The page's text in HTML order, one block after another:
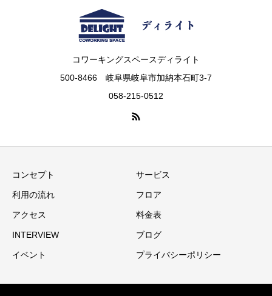
コワーキングスペースディライト
500-8466 岐阜県岐阜市加納本石町3-7
058-215-0512
コンセプト サービス
利用の流れ フロア
アクセス 料金表
INTERVIEW ブログ
イベント プライバシーポリシー